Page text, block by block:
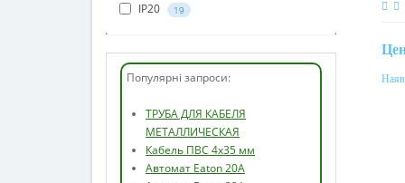
IP20
19
Популярні запроси:
ТРУБА ДЛЯ КАБЕЛЯ
МЕТАЛЛИЧЕСКАЯ
Кабель ПВС 4х35 мм
Автомат Eaton 20А